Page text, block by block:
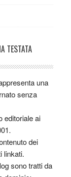
TESTATA
una
senza
editoriale ai
dei
linkati.
sono tratti da